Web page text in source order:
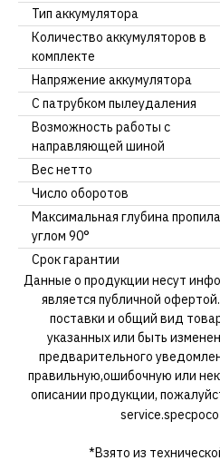
Тип аккумулятора
Количество аккумуляторов в
комплекте
Напряжение аккумулятора
С патрубком пылеудаления
Возможность работы с
направляющей шиной
Вес нетто
Число оборотов
Максимальная глубина
углом 90°
Срок гарантии
Данные о продукции несут
является публичной
поставки и общий вид
указанных или быть
предварительного
правильную,ошибочную или
описании продукции,
*Взято из